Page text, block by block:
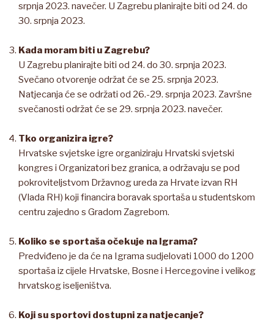
srpnja 2023. navečer. U Zagrebu planirajte biti od 24. do
30. srpnja 2023.
Kada moram biti u Zagrebu?
U Zagrebu planirajte biti od 24. do 30. srpnja 2023.
Svečano otvorenje održat će se 25. srpnja 2023.
Natjecanja će se održati od 26.-29. srpnja 2023. Završne
svečanosti održat će se 29. srpnja 2023. navečer.
Tko organizira igre?
Hrvatske svjetske igre organiziraju Hrvatski svjetski
kongres i Organizatori bez granica, a održavaju se pod
pokroviteljstvom Državnog ureda za Hrvate izvan RH
(Vlada RH) koji financira boravak sportaša u studentskom
centru zajedno s Gradom Zagrebom.
Koliko se sportaša očekuje na Igrama?
Predviđeno je da će na Igrama sudjelovati 1000 do 1200
sportaša iz cijele Hrvatske, Bosne i Hercegovine i velikog
hrvatskog iseljeništva.
Koji su sportovi dostupni za natjecanje?